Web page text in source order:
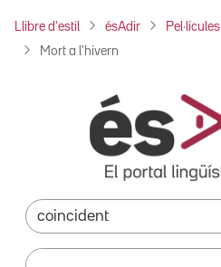
Llibre d'estil ésAdir Pel·lícules
Mort a l'hivern